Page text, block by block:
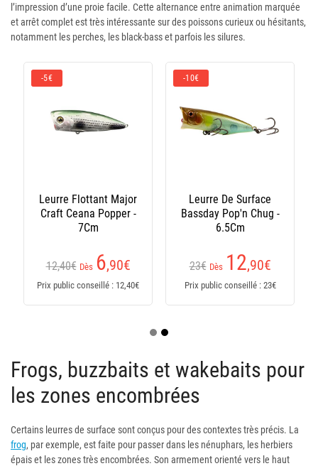
l’impression d’une proie facile. Cette alternance entre animation marquée
et arrêt complet est très intéressante sur des poissons curieux ou hésitants,
notamment les perches, les black-bass et parfois les silures.
-5€
Leurre Flottant Major
Craft Ceana Popper -
7Cm
12,40€ Dès 6,90€
Prix public conseillé : 12,40€
-10€
Leurre De Surface
Bassday Pop'n Chug -
6.5Cm
23€ Dès 12,90€
Prix public conseillé : 23€
Frogs, buzzbaits et wakebaits pour
les zones encombrées
Certains leurres de surface sont conçus pour des contextes très précis. La
frog, par exemple, est faite pour passer dans les nénuphars, les herbiers
épais et les zones très encombrées. Son armement orienté vers le haut